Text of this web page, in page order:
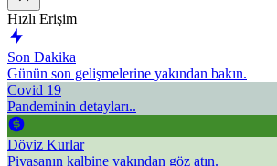
Hızlı Erişim
Son Dakika
Günün son gelişmelerine yakından bakın.
Covid 19
Pandeminin detayları..
Döviz Kurlar
Piyasanın kalbine yakından göz atın.